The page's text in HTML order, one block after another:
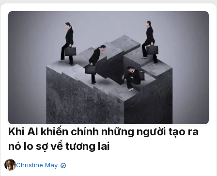
Khi AI khiến chính những người tạo ra
nó lo sợ về tương lai
Christine May ✔